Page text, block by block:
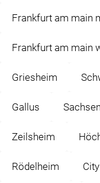
Frankfurt am main
Frankfurt am main
Griesheim
Gallus
Zeilsheim
Rödelheim